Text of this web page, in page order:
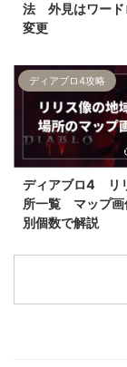
法 外見はワード
変更
ディアブロ4攻略
ディアブロ4 リ
所一覧 マップ画
別個数で解説